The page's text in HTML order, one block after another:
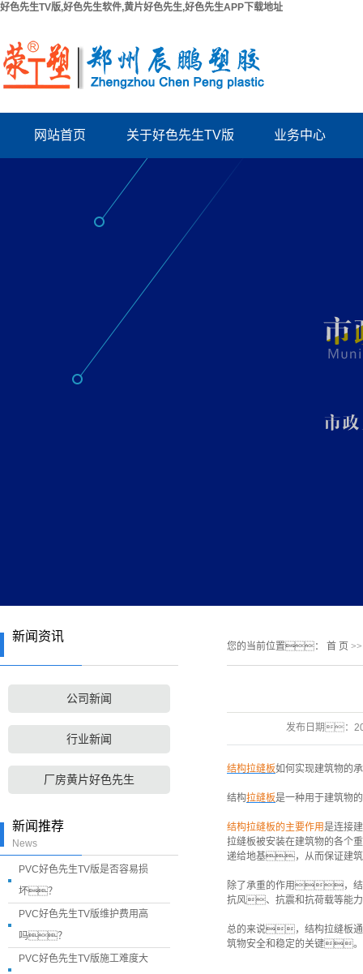
好色先生TV版,好色先生软件,黄片好色先生,好色先生APP下载地址
网站首页 关于好色先生TV版
联系好色先生TV版
厂房出租
资质档案
业务中心
新闻资讯
公司新闻
行业新闻
厂房黄片好色先生
新闻推荐
News
PVC好色先生TV版是否容易损
坏？
PVC好色先生TV版维护费用高
吗？
PVC好色先生TV版施工难度大
您的当前位置： 首 页
发布日期：
结构拉缝板如何实现建筑物的
结构拉缝板是一种用于建筑
结构拉缝板的主要作用是连接
拉缝板被安装在建筑物的各
递给地基，从而保证建
除了承重的作用，结
抗风、抗震和抗荷载等能
总的来说，结构拉缝板
筑物安全和稳定的关键